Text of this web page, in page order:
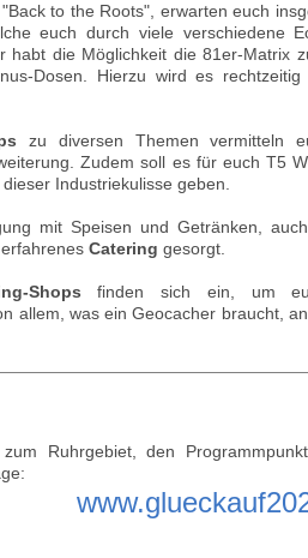
to the Roots", erwarten euch
euch durch viele verschiedene
habt die Möglichkeit die 81er-Matrix
Dosen. Hierzu wird es rechtzeitig
zu diversen Themen vermitteln
Zudem soll es für euch T5
Industriekulisse geben.
mit Speisen und Getränken,
Catering gesorgt.
Shops finden sich ein, um
allem, was ein Geocacher braucht,
zum Ruhrgebiet, den